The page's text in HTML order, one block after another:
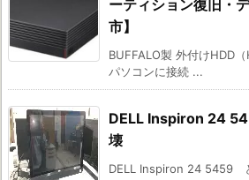
ーティション復旧・
市】
BUFFALO製 外付けHDD
パソコンに接続 ...
DELL Inspiron 24
壊
DELL Inspiron 24 5459